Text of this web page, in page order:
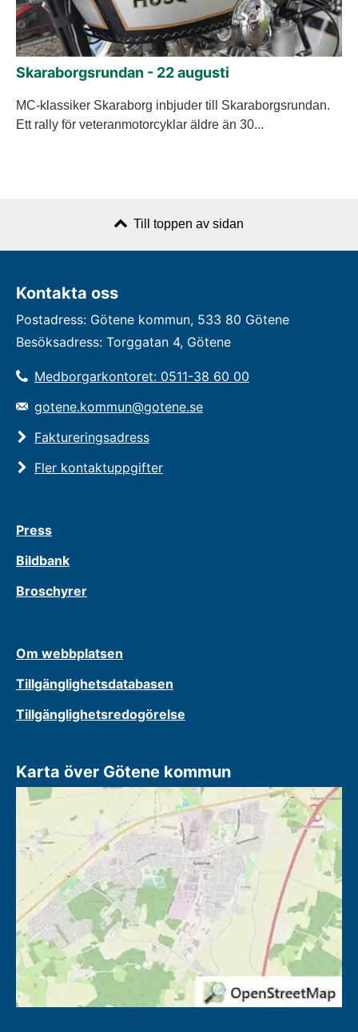
Skaraborgsrundan - 22 augusti
MC-klassiker Skaraborg inbjuder till Skaraborgsrundan.
Ett rally för veteranmotorcyklar äldre än 30...
Till toppen av sidan
Kontakta oss
Postadress: Götene kommun, 533 80 Götene
Besöksadress: Torggatan 4, Götene
Medborgarkontoret: 0511-38 60 00
gotene.kommun@gotene.se
Faktureringsadress
Fler kontaktuppgifter
Press
Bildbank
Broschyrer
Om webbplatsen
Tillgänglighetsdatabasen
Tillgänglighetsredogörelse
Karta över Götene kommun